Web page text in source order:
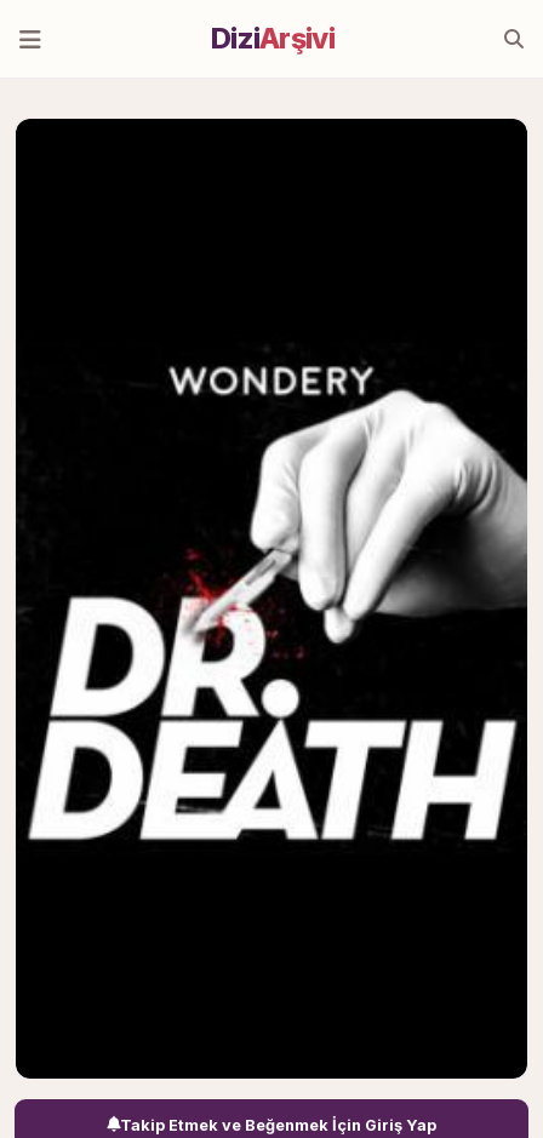
DiziArşivi
Takip Etmek ve Beğenmek İçin Giriş Yap